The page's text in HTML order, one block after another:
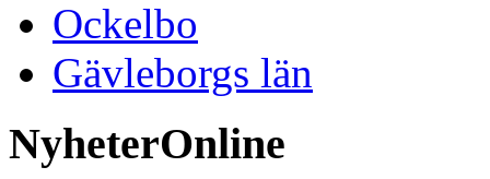
Ockelbo
Gävleborgs län
NyheterOnline